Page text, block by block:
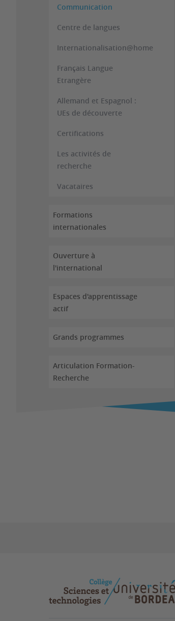
Communication
Centre de langues
Internationalisation@home
Français Langue
Etrangère
Allemand et Espagnol :
UEs de découverte
Certifications
Les activités de
recherche
Vacataires
Formations
internationales
Ouverture à
l'international
Espaces d'apprentissage
actif
Grands programmes
Articulation Formation-
Recherche